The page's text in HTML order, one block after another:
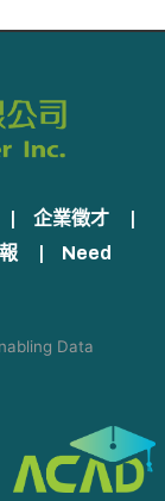
企業徵才
報
Need
Data